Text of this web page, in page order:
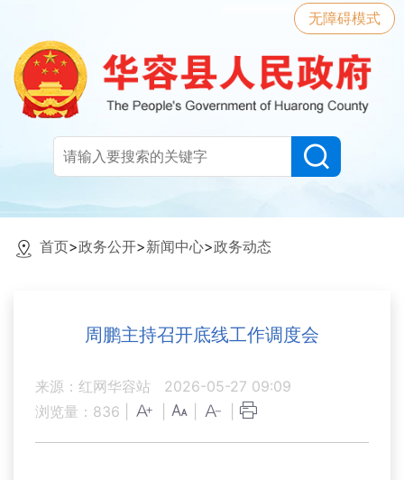
无障碍模式
首页>政务公开>新闻中心>政务动态
周鹏主持召开底线工作调度会
来源：红网华容站
2026-05-27 09:09
浏览量： 836